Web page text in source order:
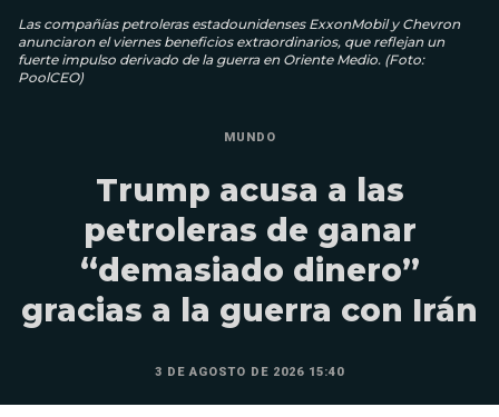
Las compañías petroleras estadounidenses ExxonMobil y Chevron
anunciaron el viernes beneficios extraordinarios, que reflejan un
fuerte impulso derivado de la guerra en Oriente Medio. (Foto:
PoolCEO)
MUNDO
Trump acusa a las
petroleras de ganar
“demasiado dinero”
gracias a la guerra con Irán
3 DE AGOSTO DE 2026 15:40